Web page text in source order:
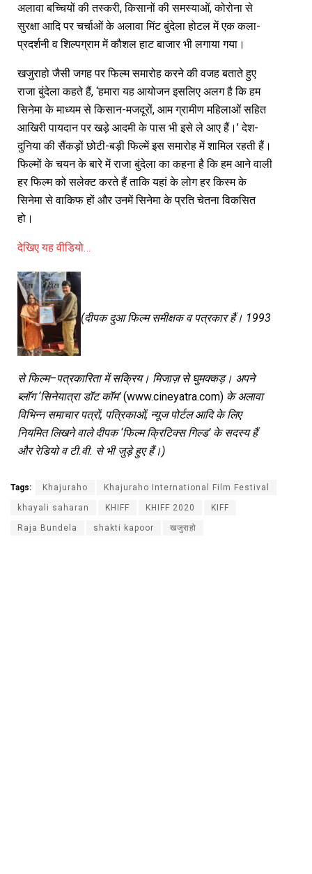
अलावा बच्चियों की तस्करी, किसानों की समस्याओं, कोरोना से
सुरक्षा आदि पर चर्चाओं के अलावा मिंट बुंदेला होटल में एक कला-
प्रदर्शनी व शिल्पग्राम में कौशल हाट बाजार भी लगाया गया।
खजुराहो जैसी जगह पर फिल्म समारोह करने की वजह बताते हुए
राजा बुंदेला कहते हैं, ‘हमारा यह आयोजन इसलिए अलग है कि हम
सिनेमा के माध्यम से किसान-मजदूरों, आम ग्रामीण महिलाओं सहित
आखिरी पायदान पर खड़े आदमी के पास भी इसे ले आए हैं।’ देश-
दुनिया की सैंकड़ों छोटी-बड़ी फिल्में इस समारोह में शामिल रहती हैं।
फिल्मों के चयन के बारे में राजा बुंदेला का कहना है कि हम आने वाली
हर फिल्म को सलेक्ट करते हैं ताकि यहां के लोग हर किस्म के
सिनेमा से वाकिफ हों और उनमें सिनेमा के प्रति चेतना विकसित
हो।
देखिए यह वीडियो…
(दीपक दुआ फिल्म समीक्षक व पत्रकार हैं। 1993
से फिल्म–पत्रकारिता में सक्रिय। मिजाज़ से घुमक्कड़। अपने
ब्लॉग ‘सिनेयात्रा डॉट कॉम’(www.cineyatra.com) के अलावा
विभिन्न समाचार पत्रों, पत्रिकाओं, न्यूज पोर्टल आदि के लिए
नियमित लिखने वाले दीपक ‘फिल्म क्रिटिक्स गिल्ड’ के सदस्य हैं
और रेडियो व टी.वी. से भी जुड़े हुए हैं।)
Tags: Khajuraho Khajuraho International Film Festival
khayali saharan KHIFF KHIFF 2020 KIFF
Raja Bundela shakti kapoor खजुराहो